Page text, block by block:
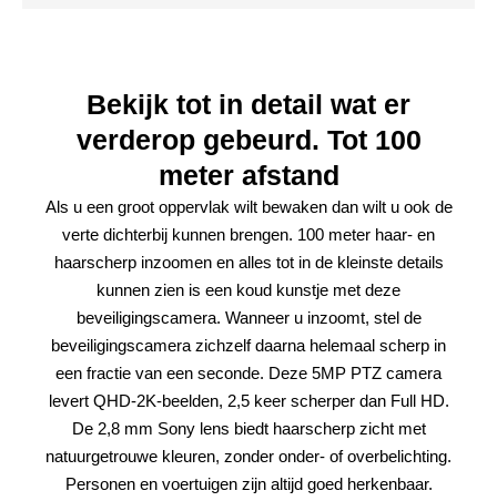
Bekijk tot in detail wat er
verderop gebeurd. Tot 100
meter afstand
Als u een groot oppervlak wilt bewaken dan wilt u ook de
verte dichterbij kunnen brengen. 100 meter haar- en
haarscherp inzoomen en alles tot in de kleinste details
kunnen zien is een koud kunstje met deze
beveiligingscamera. Wanneer u inzoomt, stel de
beveiligingscamera zichzelf daarna helemaal scherp in
een fractie van een seconde. Deze 5MP PTZ camera
levert QHD-2K-beelden, 2,5 keer scherper dan Full HD.
De 2,8 mm Sony lens biedt haarscherp zicht met
natuurgetrouwe kleuren, zonder onder- of overbelichting.
Personen en voertuigen zijn altijd goed herkenbaar.